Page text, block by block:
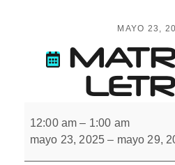
MAYO 23,
de
letras
12:00 am – 1:00 am
mayo 23, 2025 – mayo 29,